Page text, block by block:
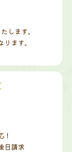
します。
ます。
！
日請求